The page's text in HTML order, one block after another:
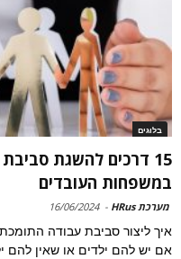
בלוגים
15 דרכים להשגת
במשפחות העובדים
מערכת HRus -
16/06/2024
איך ליצור סביבת עבודה
אם יש להם ילדים או שאין להם